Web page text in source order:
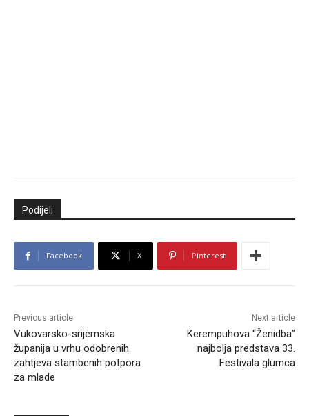
Podijeli
Facebook X Pinterest
Previous article
Vukovarsko-srijemska
županija u vrhu odobrenih
zahtjeva stambenih potpora
za mlade
Next article
Kerempuhova “Ženidba”
najbolja predstava 33.
Festivala glumca